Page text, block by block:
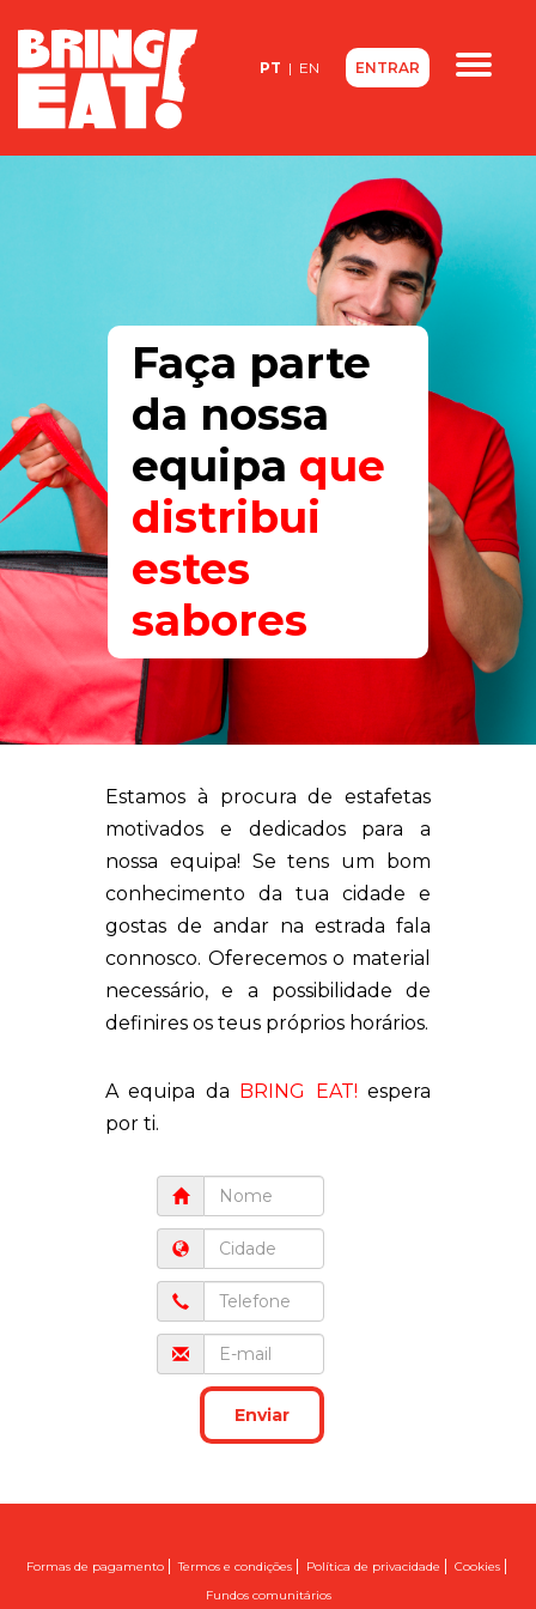
PT | EN ENTRAR
Faça parte
da nossa
equipa que
distribui
estes
sabores
Estamos à procura de estafetas
motivados e dedicados para a
nossa equipa! Se tens um bom
conhecimento da tua cidade e
gostas de andar na estrada fala
connosco. Oferecemos o material
necessário, e a possibilidade de
definires os teus próprios horários.
A equipa da BRING EAT! espera
por ti.
Formas de pagamento|Termos e condições| Política de privacidade | Cookies|
Fundos comunitários